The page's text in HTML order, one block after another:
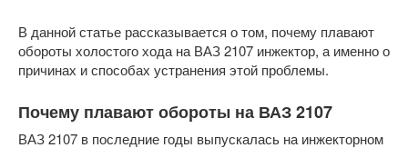
В данной статье рассказывается о том, почему плавают
обороты холостого хода на ВАЗ 2107 инжектор, а именно о
причинах и способах устранения этой проблемы.
Почему плавают обороты на ВАЗ 2107
ВАЗ 2107 в последние годы выпускалась на инжекторном